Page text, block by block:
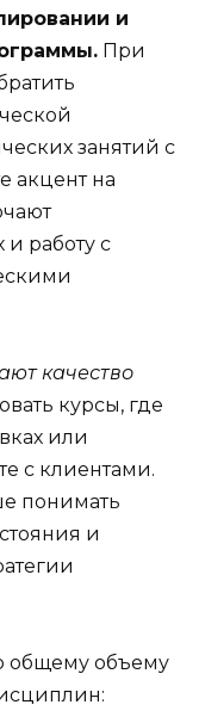
и
При
занятий с
акцент на
работу с
качество
курсы, где
или
с клиентами.
понимать
и
общему объему